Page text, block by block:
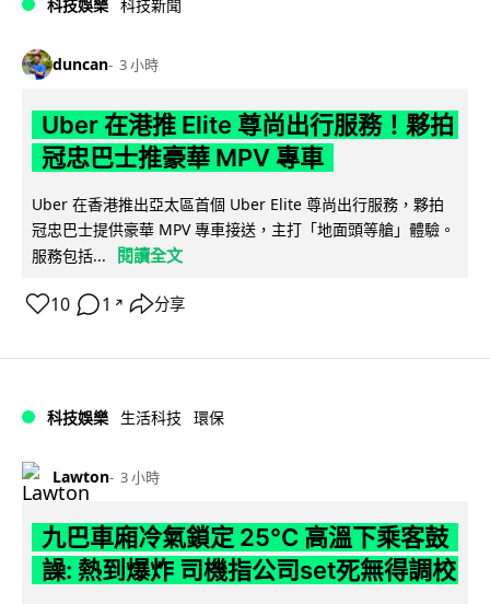
科技娛樂 科技新聞
duncan 3 小時
Uber 在港推 Elite 尊尚出行服務！夥拍
冠忠巴士推豪華 MPV 專車
Uber 在香港推出亞太區首個 Uber Elite 尊尚出行服務，夥拍
冠忠巴士提供豪華 MPV 專車接送，主打「地面頭等艙」體驗。
服務包括...
閱讀全文
10 1 ↗ 分享
科技娛樂 生活科技 環保
Lawton 3 小時
九巴車廂冷氣鎖定 25°C 高溫下乘客鼓
譟: 熱到爆炸 司機指公司set死無得調校